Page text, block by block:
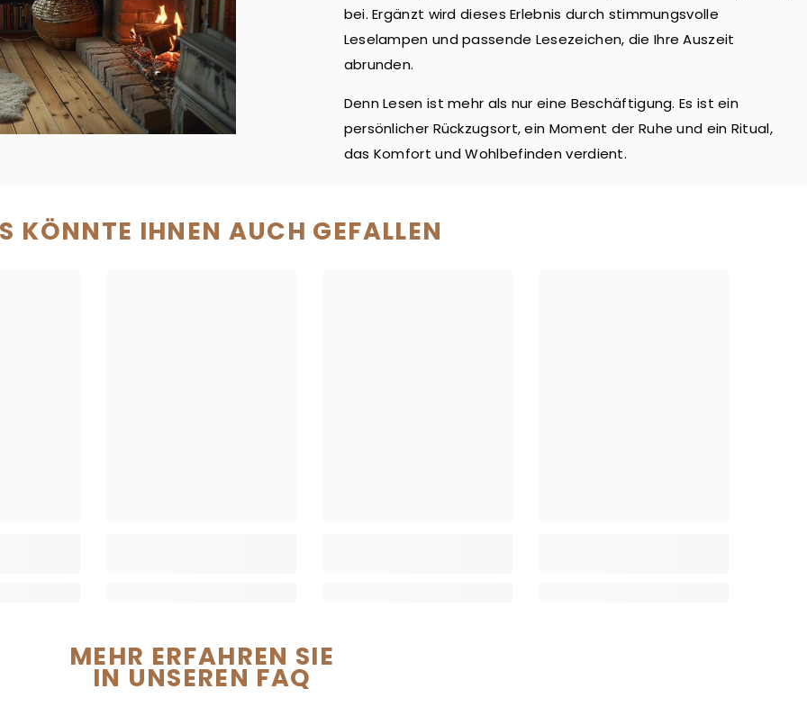
bei. Ergänzt wird dieses Erlebnis durch stimmungsvolle
Leselampen und passende Lesezeichen, die Ihre Auszeit
abrunden.
Denn Lesen ist mehr als nur eine Beschäftigung. Es ist ein
persönlicher Rückzugsort, ein Moment der Ruhe und ein Ritual,
das Komfort und Wohlbefinden verdient.
KÖNNTE IHNEN AUCH GEFALLEN
MEHR ERFAHREN SIE
IN UNSEREN FAQ